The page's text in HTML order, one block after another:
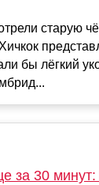
старую
бы лёгкий
за 30